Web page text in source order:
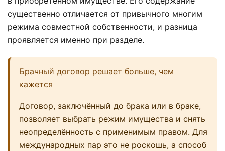
существенно отличается от привычного многим
режима совместной собственности, и разница
проявляется именно при разделе.
Брачный договор решает больше, чем
кажется
Договор, заключённый до брака или в браке,
позволяет выбрать режим имущества и снять
неопределённость с применимым правом. Для
международных пар это не роскошь, а способ